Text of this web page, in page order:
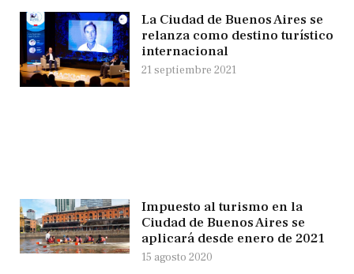
La Ciudad de Buenos Aires se
relanza como destino turístico
internacional
21 septiembre 2021
Impuesto al turismo en la
Ciudad de Buenos Aires se
aplicará desde enero de 2021
15 agosto 2020